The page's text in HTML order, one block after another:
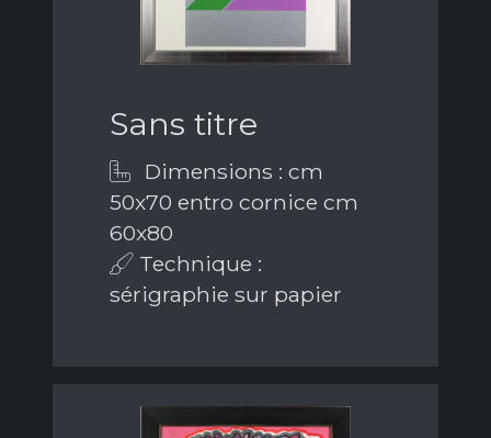
Sans titre
Dimensions : cm
50x70 entro cornice cm
60x80
Technique :
sérigraphie sur papier